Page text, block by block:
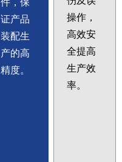
件，保
证产品
装配生
产的高
精度。
操作，
高效安
全提高
生产效
率。